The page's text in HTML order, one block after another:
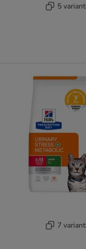
5 varianti
7 varianti